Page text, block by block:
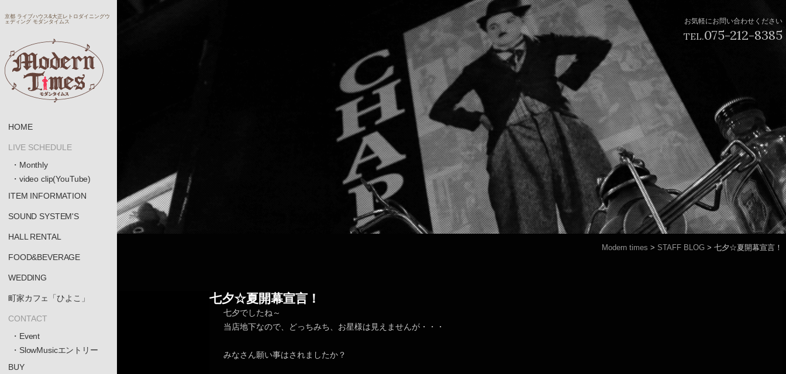
お気軽にお問い合わせください
TEL.075-212-8385
Modern times > STAFF BLOG > 七夕☆夏開幕宣言！
京都 ライブハウス&大正レトロダイニングウ
ェディング モダンタイムス
HOME
LIVE SCHEDULE
・Monthly
・video clip(YouTube)
ITEM INFORMATION
SOUND SYSTEM'S
HALL RENTAL
FOOD&BEVERAGE
WEDDING
町家カフェ「ひよこ」
CONTACT
・Event
・SlowMusicエントリー
BUY
七夕☆夏開幕宣言！
七夕でしたね～
当店地下なので、どっちみち、お星様は見えませんが・・・
みなさん願い事はされましたか？